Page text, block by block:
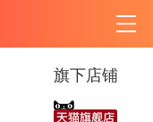
旗下店铺